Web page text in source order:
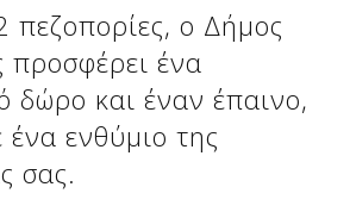
πεζοπορίες, ο Δήμος
προσφέρει ένα
δώρο και έναν έπαινο,
ένα ενθύμιο της
σας.